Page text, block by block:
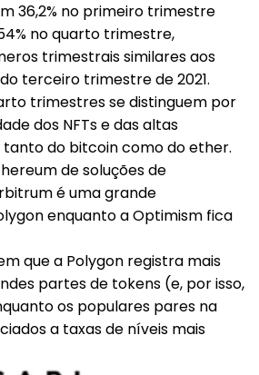
36,2% no primeiro trimestre
no quarto trimestre,
trimestrais similares aos
terceiro trimestre de 2021.
trimestres se distinguem por
dos NFTs e das altas
do bitcoin como do ether.
de soluções de
é uma grande
enquanto a Optimism fica
que a Polygon registra mais
partes de tokens (e, por isso,
os populares pares na
a taxas de níveis mais